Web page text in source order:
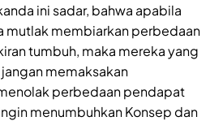
ini sadar, bahwa apabila
mutlak membiarkan perbedaan
tumbuh, maka mereka yang
memaksakan
perbedaan pendapat
menumbuhkan Konsep dan